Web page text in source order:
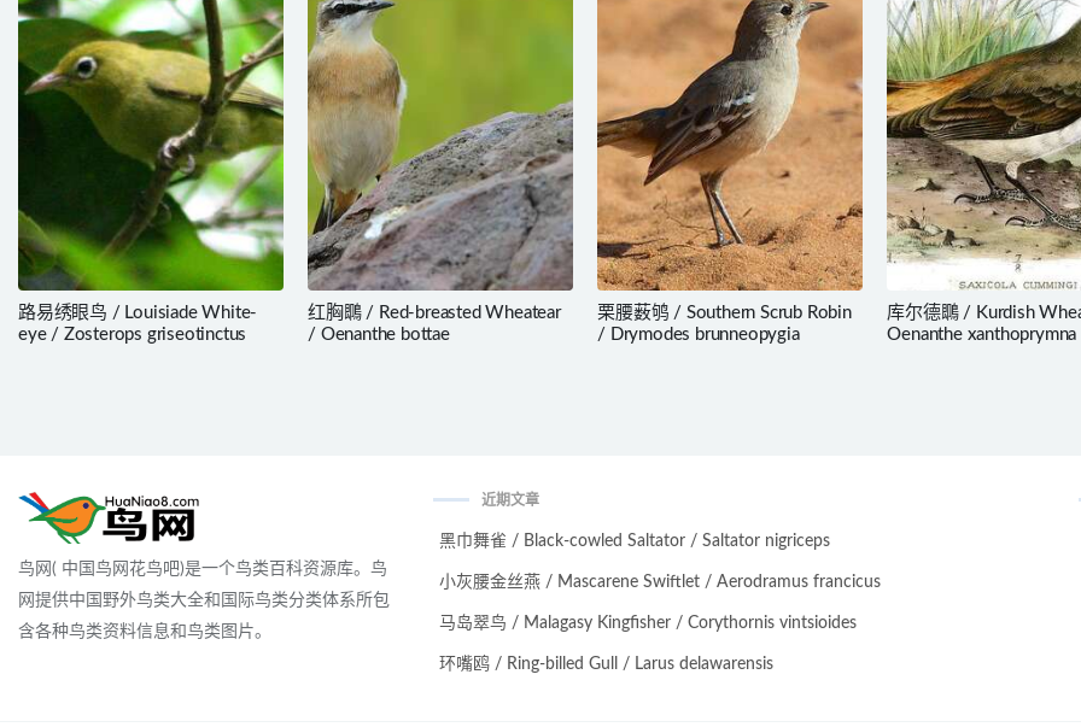
路易绣眼鸟 / Louisiade White-
eye / Zosterops griseotinctus
红胸䳭 / Red-breasted Wheatear
/ Oenanthe bottae
栗腰薮鸲 / Southern Scrub Robin
/ Drymodes brunneopygia
库尔德䳭 / Kurdish
Oenanthe xanthoprymna
鸟网( 中国鸟网花鸟吧)是一个鸟类百科资源库。鸟
网提供中国野外鸟类大全和国际鸟类分类体系所包
含各种鸟类资料信息和鸟类图片。
近期文章
黑巾舞雀 / Black-cowled Saltator / Saltator nigriceps
小灰腰金丝燕 / Mascarene Swiftlet / Aerodramus francicus
马岛翠鸟 / Malagasy Kingfisher / Corythornis vintsioides
环嘴鸥 / Ring-billed Gull / Larus delawarensis